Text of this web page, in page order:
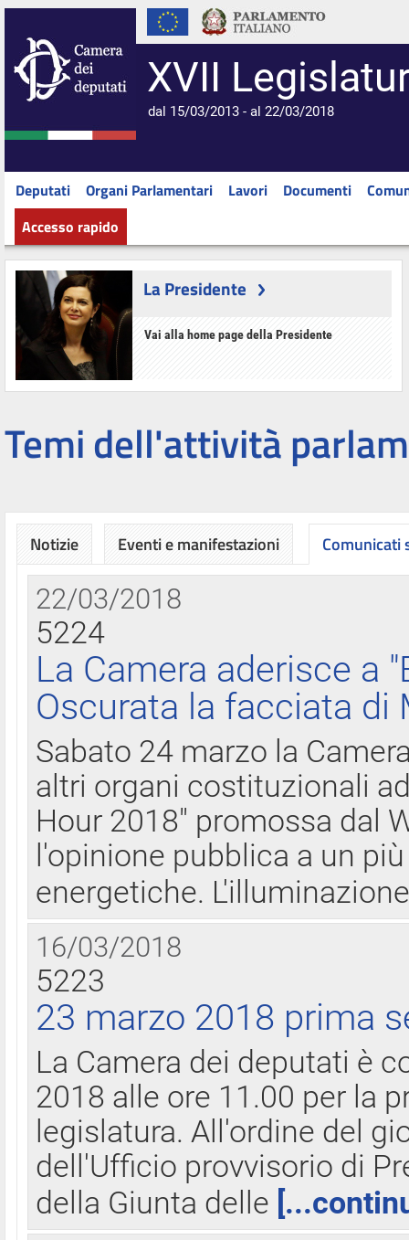
XVII
dal 15/03/2013 - al 22/03/2018
Deputati Organi Parlamentari Lavori Documenti
Accesso rapido
La Presidente
Vai alla home page della Presidente
Temi dell'attività
Notizie Eventi e manifestazioni Comunicati
22/03/2018
5224
La Camera aderisce a
Oscurata la facciata di
Sabato 24 marzo la
altri organi costituzionali
Hour 2018" promossa dal
l'opinione pubblica a un
energetiche.
16/03/2018
5223
23 marzo 2018 prima
La Camera dei deputati è
2018 alle ore 11.00 per la
legislatura. All'ordine del
dell'Ufficio provvisorio di
della Giunta delle